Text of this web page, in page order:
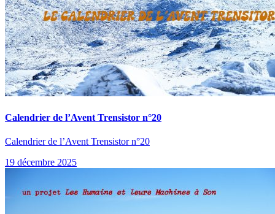
Calendrier de l’Avent Trensistor n°20
Calendrier de l’Avent Trensistor n°20
19 décembre 2025